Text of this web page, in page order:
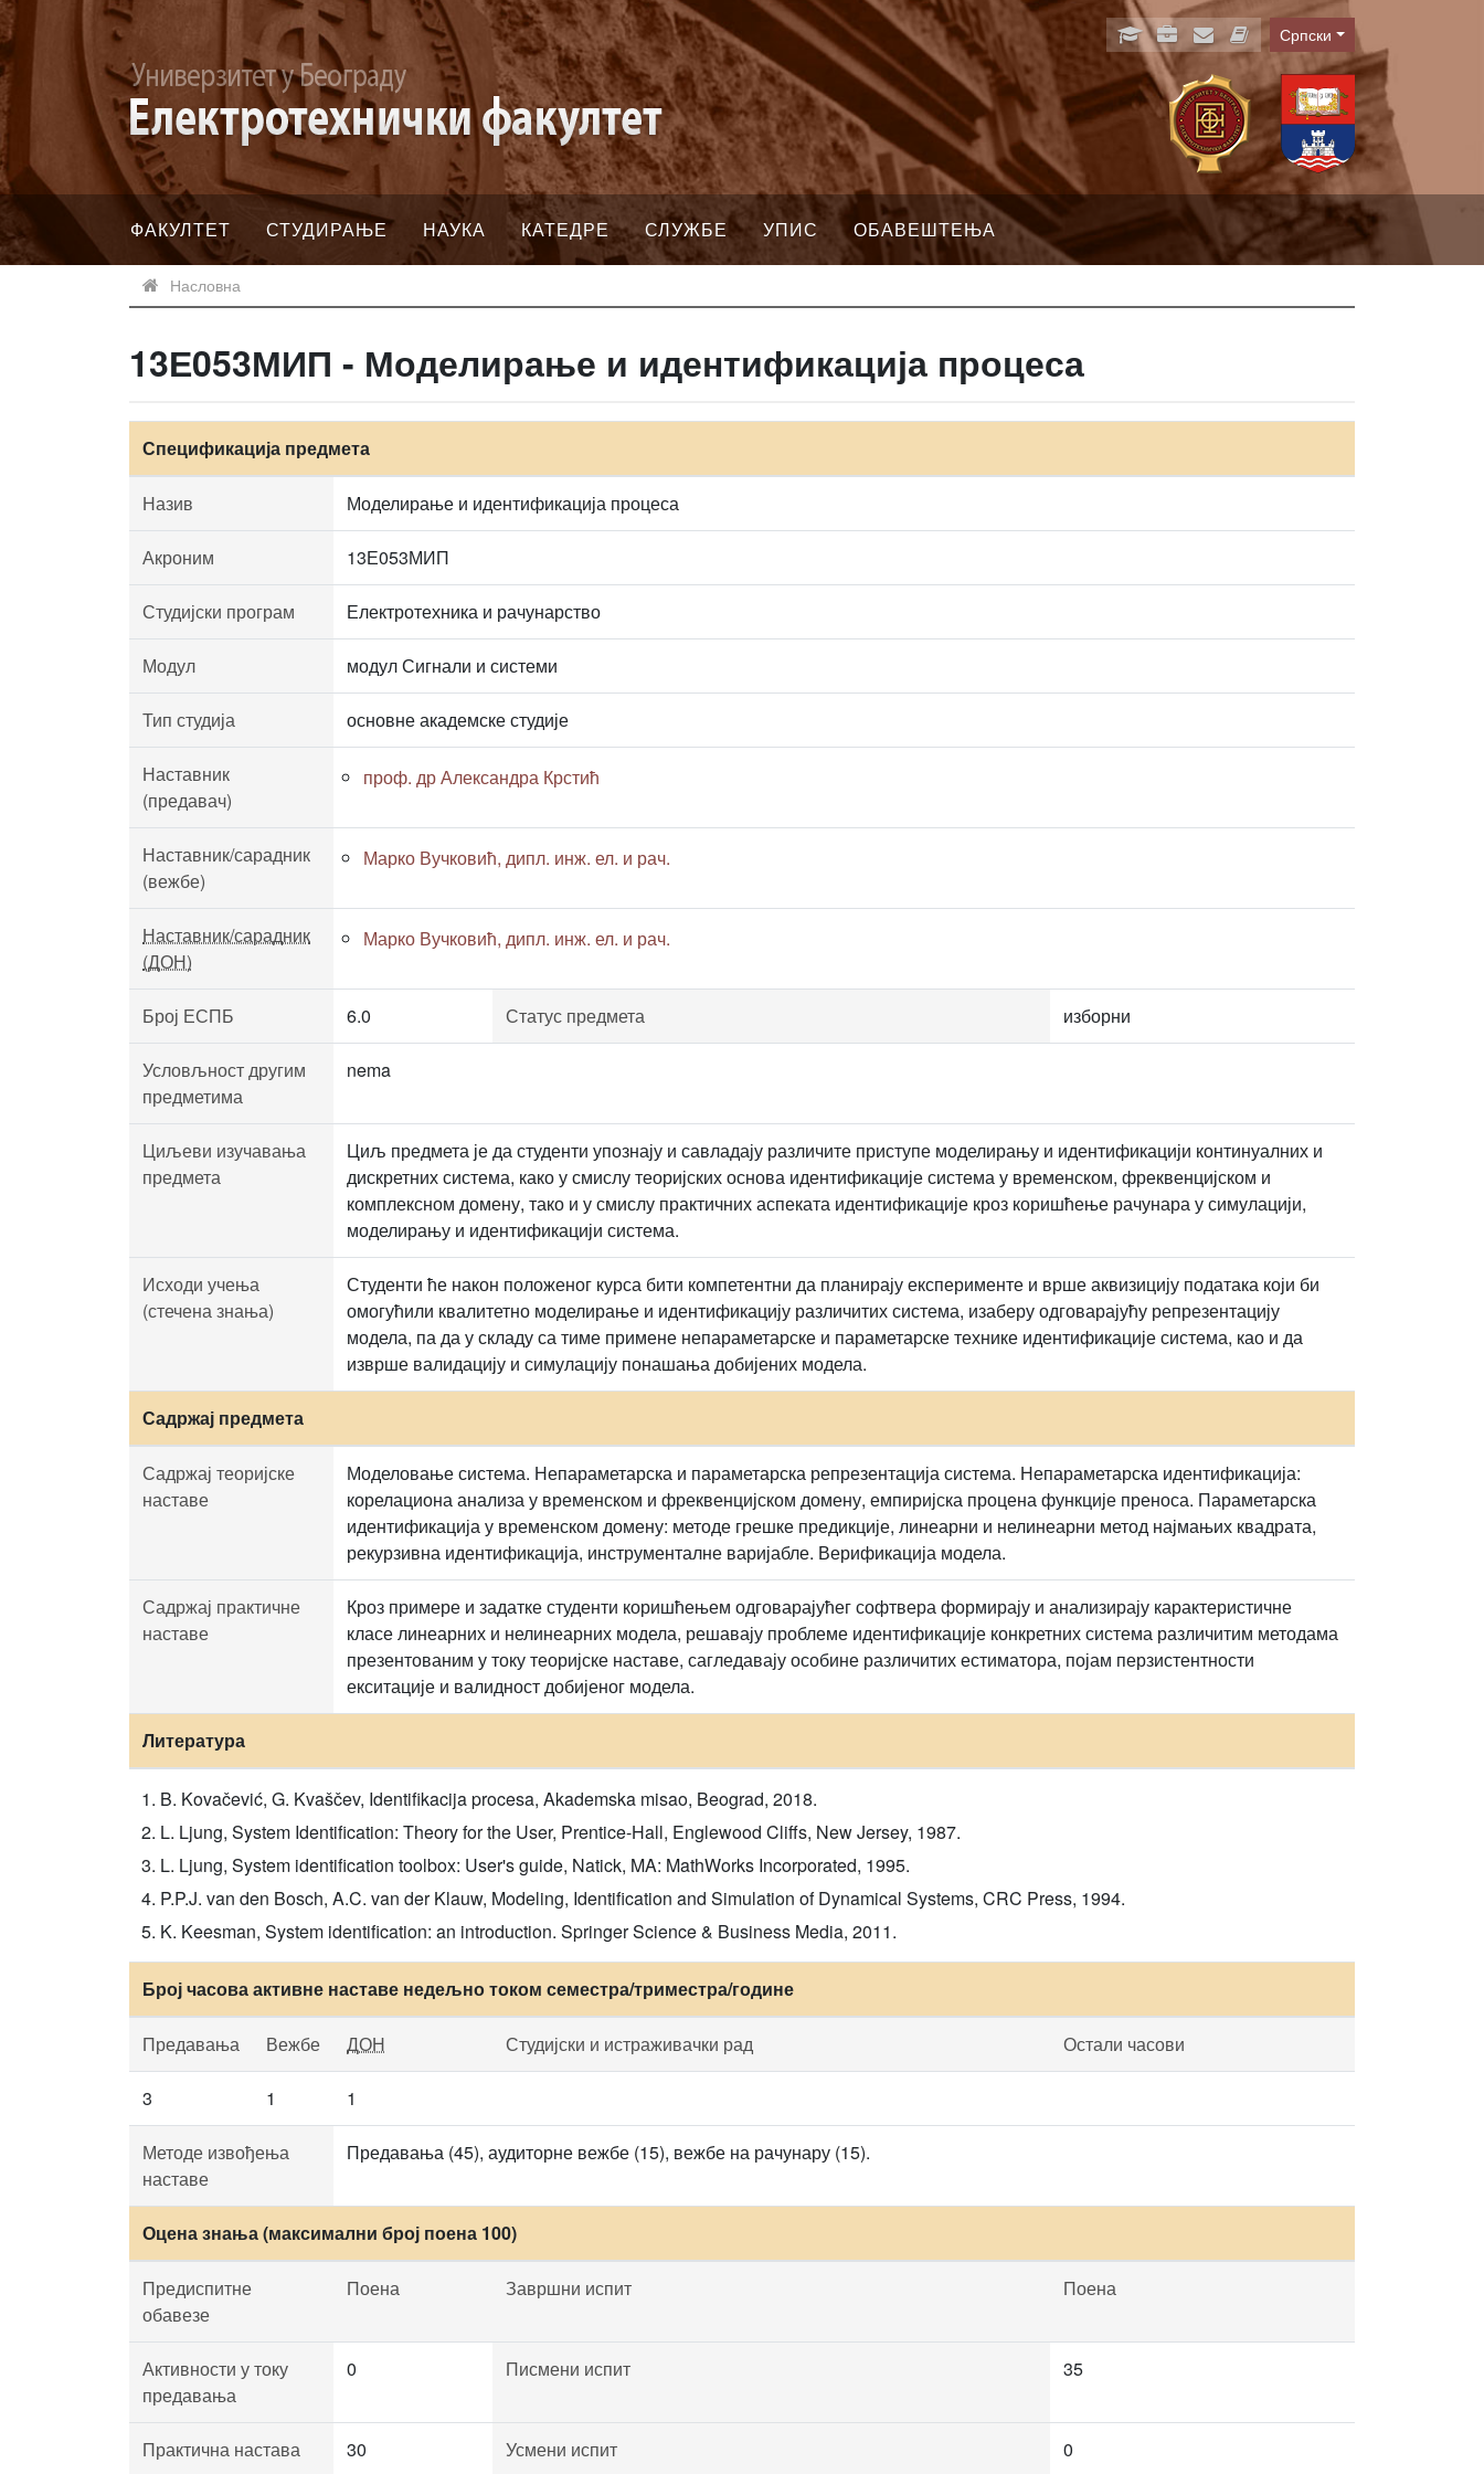
Language
Српски
ФАКУЛТЕТ СТУДИРАЊЕ НАУКА КАТЕДРЕ СЛУЖБЕ УПИС ОБАВЕШТЕЊА
Насловна
13Е053МИП - Моделирање и идентификација процеса
Спецификација предмета
Назив Моделирање и идентификација процеса
Акроним 13Е053МИП
Студијски програм Електротехника и рачунарство
Модул модул Сигнали и системи
Тип студија основне академске студије
Наставник
(предавач)
проф. др Александра Крстић
Наставник/сарадник
(вежбе)
Марко Вучковић, дипл. инж. ел. и рач.
Наставник/сарадник
(ДОН)
Марко Вучковић, дипл. инж. ел. и рач.
Број ЕСПБ 6.0 Статус предмета изборни
Условљност другим
предметима
nema
Циљеви изучавања
предмета
Циљ предмета је да студенти упознају и савладају различите приступе моделирању и идентификацији континуалних и
дискретних система, како у смислу теоријских основа идентификације система у временском, фреквенцијском и
комплексном домену, тако и у смислу практичних аспеката идентификације кроз коришћење рачунара у симулацији,
моделирању и идентификацији система.
Исходи учења
(стечена знања)
Студенти ће након положеног курса бити компетентни да планирају експерименте и врше аквизицију података који би
омогућили квалитетно моделирање и идентификацију различитих система, изаберу одговарајућу репрезентацију
модела, па да у складу са тиме примене непараметарске и параметарске технике идентификације система, као и да
изврше валидацију и симулацију понашања добијених модела.
Садржај предмета
Садржај теоријске
наставе
Моделовање система. Непараметарска и параметарска репрезентација система. Непараметарска идентификација:
корелациона анализа у временском и фреквенцијском домену, емпиријска процена функције преноса. Параметарска
идентификација у временском домену: методе грешке предикције, линеарни и нелинеарни метод најмањих квадрата,
рекурзивна идентификација, инструменталне варијабле. Верификација модела.
Садржај практичне
наставе
Кроз примере и задатке студенти коришћењем одговарајућег софтвера формирају и анализирају карактеристичне
класе линеарних и нелинеарних модела, решавају проблеме идентификације конкретних система различитим методама
презентованим у току теоријске наставе, сагледавају особине различитих естиматора, појам перзистентности
екситације и валидност добијеног модела.
Литература
B. Kovačević, G. Kvaščev, Identifikacija procesa, Akademska misao, Beograd, 2018.
L. Ljung, System Identification: Theory for the User, Prentice-Hall, Englewood Cliffs, New Jersey, 1987.
L. Ljung, System identification toolbox: User's guide, Natick, MA: MathWorks Incorporated, 1995.
P.P.J. van den Bosch, A.C. van der Klauw, Modeling, Identification and Simulation of Dynamical Systems, CRC Press, 1994.
K. Keesman, System identification: an introduction. Springer Science & Business Media, 2011.
Број часова активне наставе недељно током семестра/триместра/године
Предавања Вежбе ДОН Студијски и истраживачки рад Остали часови
3 1 1
Методе извођења
наставе
Предавања (45), аудиторне вежбе (15), вежбе на рачунару (15).
Оцена знања (максимални број поена 100)
Предиспитне
обавезе
Поена Завршни испит Поена
Активности у току
предавања
0 Писмени испит 35
Практична настава 30 Усмени испит 0